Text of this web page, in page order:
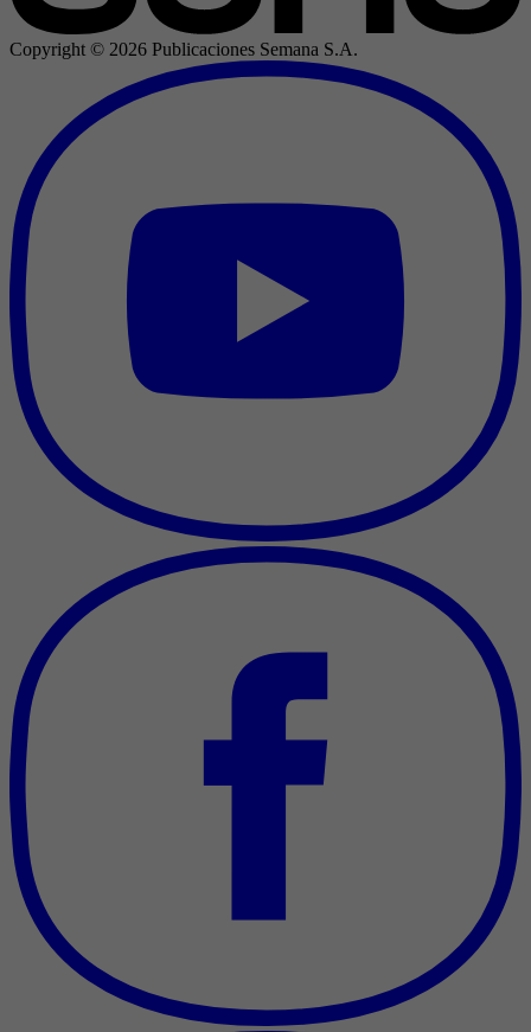
Copyright © 2026 Publicaciones Semana S.A.